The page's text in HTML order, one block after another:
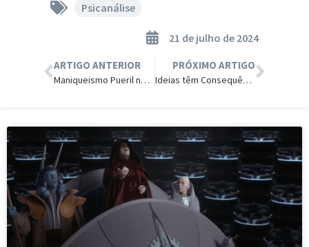
Psicanálise
21 de julho de 2024
ARTIGO ANTERIOR
Maniqueismo Pueril no Cerne do Marxismo
PRÓXIMO ARTIGO
Ideias têm Consequências; a Inconsistência do Feminismo Mata.
PSICANÁLISE